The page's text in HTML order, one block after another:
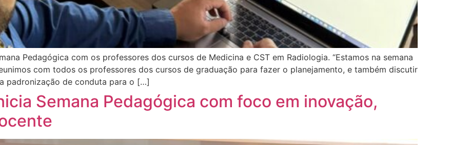
Pedagógica com os professores dos cursos de Medicina e CST em Radiologia. “Estamos na semana
com todos os professores dos cursos de graduação para fazer o planejamento, e também discutir
padronização de conduta para o […]
Semana Pedagógica com foco em inovação,